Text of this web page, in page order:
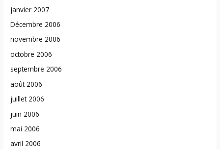
janvier 2007
Décembre 2006
novembre 2006
octobre 2006
septembre 2006
août 2006
juillet 2006
juin 2006
mai 2006
avril 2006